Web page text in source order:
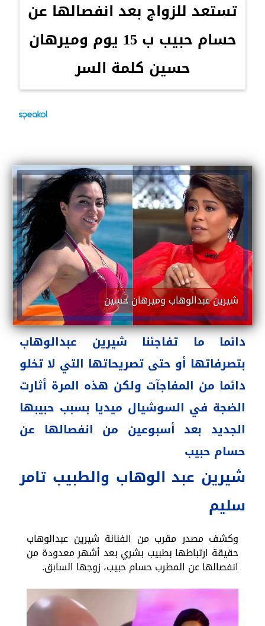
تستعد للزواج بعد انفصالها عن
حسام حبيب ب 15 يوم وميرهان
حسين كلمة السر
شيرين عبدالوهاب وميرهان حسين
دائما ما تفاجئنا شيرين عبدالوهاب
بتصرفاتها أو حتى تصريحاتها التي لا تخلو
دائما من المفاجآت ولكن هذه المرة أثارت
الضجة في السوشيال ميديا بسبب حبيبها
الجديد بعد أسبوعين من انفصالها عن
حسام حبيب
شيرين عبد الوهاب والطبيب تامر
سليم
وكشف مصدر مقرب من الفنانة شيرين عبدالوهاب
حقيقة ارتباطها بطبيب بشري بعد أشهر معدودة من
انفصالها عن المطرب حسام حبيب، زوجها السابق.